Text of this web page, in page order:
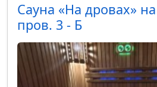
Сауна «На дровах»
пров. 3 - Б